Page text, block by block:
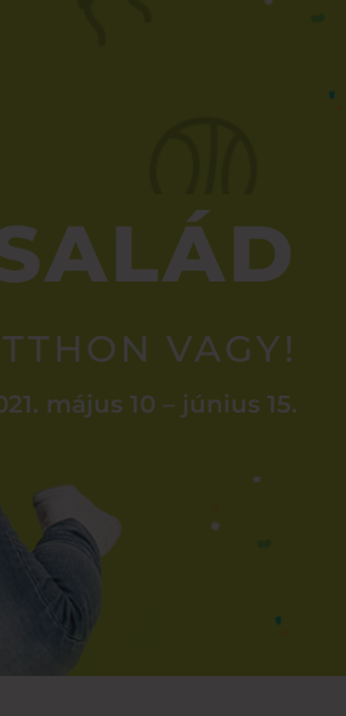
VAGY!
május 10 – június 15.